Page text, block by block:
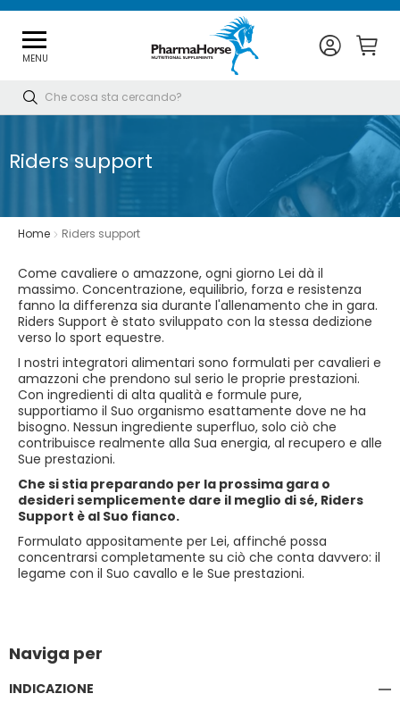
MENU
Cerca
Riders support
Home Riders support
Come cavaliere o amazzone, ogni giorno Lei dà il
massimo. Concentrazione, equilibrio, forza e resistenza
fanno la differenza sia durante l'allenamento che in gara.
Riders Support è stato sviluppato con la stessa dedizione
verso lo sport equestre.
I nostri integratori alimentari sono formulati per cavalieri e
amazzoni che prendono sul serio le proprie prestazioni.
Con ingredienti di alta qualità e formule pure,
supportiamo il Suo organismo esattamente dove ne ha
bisogno. Nessun ingrediente superfluo, solo ciò che
contribuisce realmente alla Sua energia, al recupero e alle
Sue prestazioni.
Che si stia preparando per la prossima gara o
desideri semplicemente dare il meglio di sé, Riders
Support è al Suo fianco.
Formulato appositamente per Lei, affinché possa
concentrarsi completamente su ciò che conta davvero: il
legame con il Suo cavallo e le Sue prestazioni.
Naviga per
INDICAZIONE